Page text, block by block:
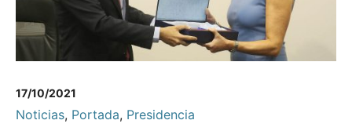
17/10/2021
Noticias, Portada, Presidencia